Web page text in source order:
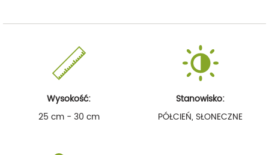
Wysokość:
25 cm - 30 cm
Stanowisko:
PÓŁCIEŃ, SŁONECZNE